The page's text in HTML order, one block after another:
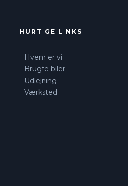
HURTIGE LINKS
Hvem er vi
Brugte biler
Udlejning
Værksted